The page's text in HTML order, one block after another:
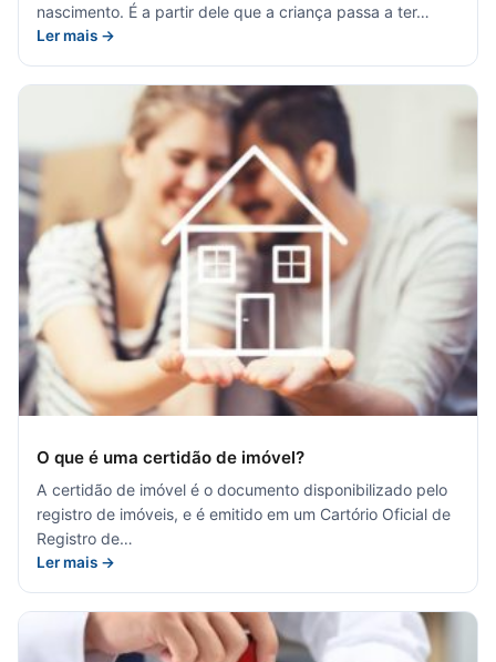
nascimento. É a partir dele que a criança passa a ter…
Ler mais →
O que é uma certidão de imóvel?
A certidão de imóvel é o documento disponibilizado pelo
registro de imóveis, e é emitido em um Cartório Oficial de
Registro de…
Ler mais →